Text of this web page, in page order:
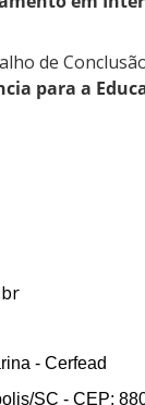
de
para a
- Cerfead
SC - CEP: